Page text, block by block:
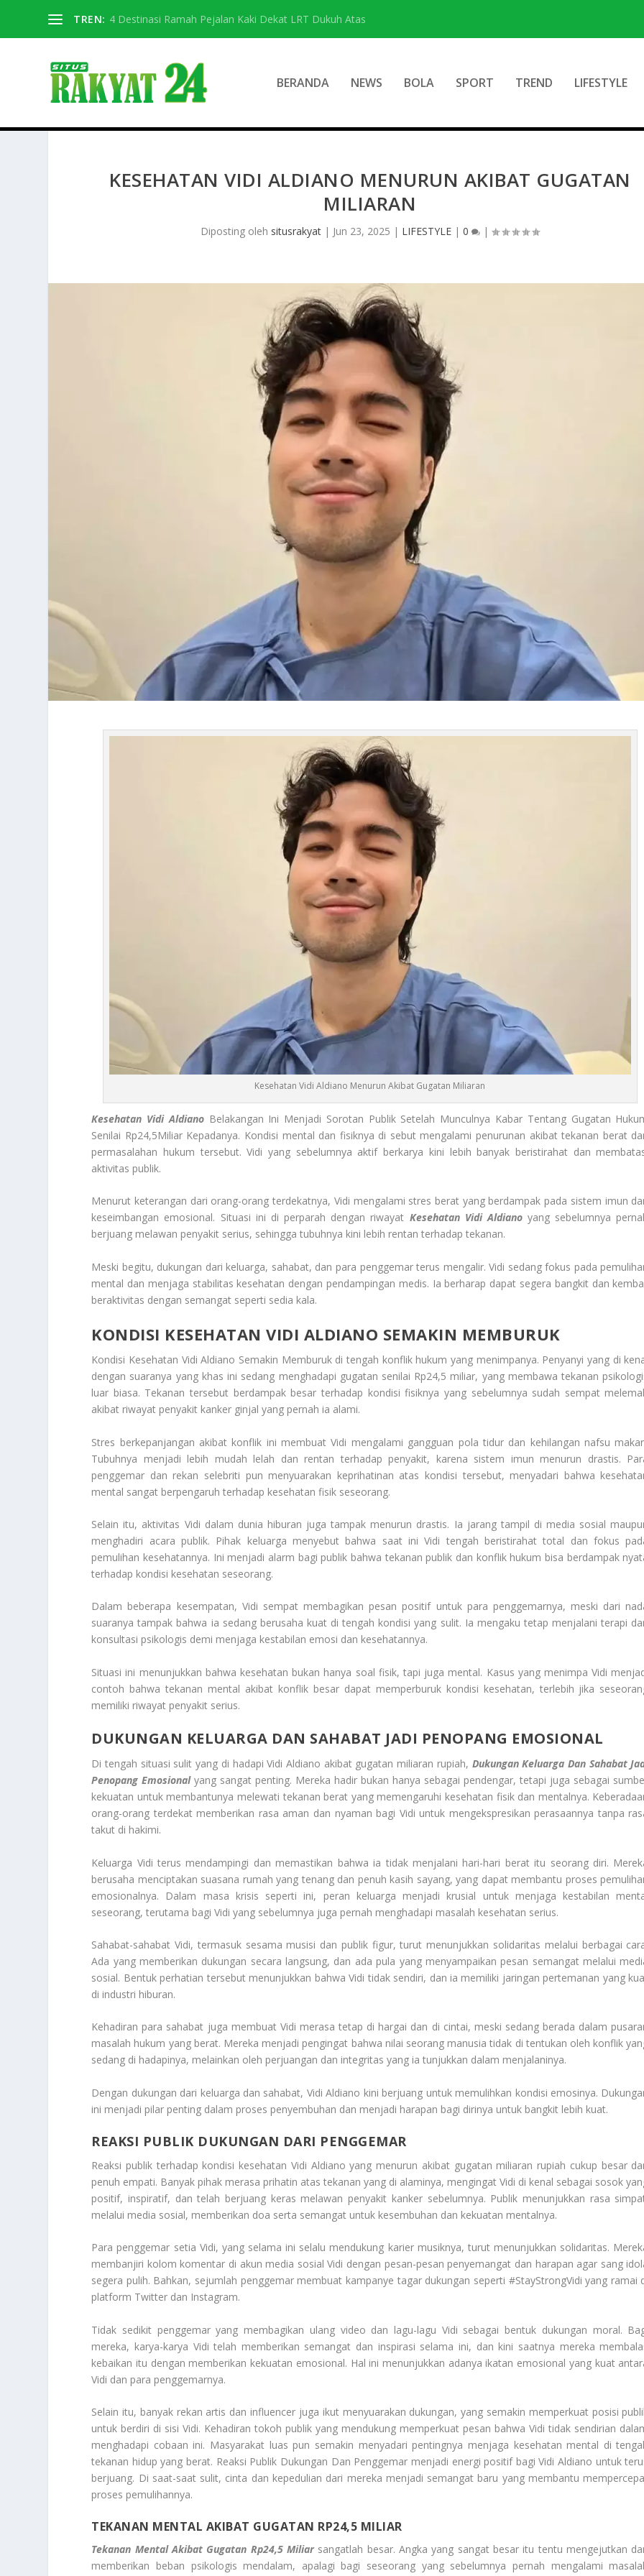
TREN: 4 Destinasi Ramah Pejalan Kaki Dekat LRT Dukuh Atas
BERANDA NEWS BOLA SPORT TREND LIFESTYLE
KESEHATAN VIDI ALDIANO MENURUN AKIBAT GUGATAN
MILIARAN
Diposting oleh situsrakyat | Jun 23, 2025 | LIFESTYLE |0 |
Kesehatan Vidi Aldiano Menurun Akibat Gugatan Miliaran
Kesehatan Vidi AldianoBelakangan Ini Menjadi Sorotan Publik Setelah Munculnya Kabar Tentang Gugatan
Senilai Rp24,5Miliar Kepadanya. Kondisi mental dan fisiknya di sebut mengalami penurunan akibat tekanan berat
permasalahan hukum tersebut. Vidi yang sebelumnya aktif berkarya kini lebih banyak beristirahat dan
aktivitas publik.
Menurut keterangan dari orang-orang terdekatnya, Vidi mengalami stres berat yang berdampak pada sistem imun
keseimbangan emosional. Situasi ini di perparah dengan riwayat Kesehatan Vidi Aldianoyang sebelumnya
berjuang melawan penyakit serius, sehingga tubuhnya kini lebih rentan terhadap tekanan.
Meski begitu, dukungan dari keluarga, sahabat, dan para penggemar terus mengalir. Vidi sedang fokus pada
mental dan menjaga stabilitas kesehatan dengan pendampingan medis. Ia berharap dapat segera bangkit dan
beraktivitas dengan semangat seperti sedia kala.
KONDISI KESEHATAN VIDI ALDIANO SEMAKIN MEMBURUK
Kondisi Kesehatan Vidi Aldiano Semakin Memburuk di tengah konflik hukum yang menimpanya. Penyanyi yang di
dengan suaranya yang khas ini sedang menghadapi gugatan senilai Rp24,5 miliar, yang membawa tekanan
luar biasa. Tekanan tersebut berdampak besar terhadap kondisi fisiknya yang sebelumnya sudah sempat
akibat riwayat penyakit kanker ginjal yang pernah ia alami.
Stres berkepanjangan akibat konflik ini membuat Vidi mengalami gangguan pola tidur dan kehilangan nafsu
Tubuhnya menjadi lebih mudah lelah dan rentan terhadap penyakit, karena sistem imun menurun drastis.
penggemar dan rekan selebriti pun menyuarakan keprihatinan atas kondisi tersebut, menyadari bahwa
mental sangat berpengaruh terhadap kesehatan fisik seseorang.
Selain itu, aktivitas Vidi dalam dunia hiburan juga tampak menurun drastis. Ia jarang tampil di media sosial
menghadiri acara publik. Pihak keluarga menyebut bahwa saat ini Vidi tengah beristirahat total dan fokus
pemulihan kesehatannya. Ini menjadi alarm bagi publik bahwa tekanan publik dan konflik hukum bisa berdampak
terhadap kondisi kesehatan seseorang.
Dalam beberapa kesempatan, Vidi sempat membagikan pesan positif untuk para penggemarnya, meski dari
suaranya tampak bahwa ia sedang berusaha kuat di tengah kondisi yang sulit. Ia mengaku tetap menjalani terapi
konsultasi psikologis demi menjaga kestabilan emosi dan kesehatannya.
Situasi ini menunjukkan bahwa kesehatan bukan hanya soal fisik, tapi juga mental. Kasus yang menimpa Vidi
contoh bahwa tekanan mental akibat konflik besar dapat memperburuk kondisi kesehatan, terlebih jika
memiliki riwayat penyakit serius.
DUKUNGAN KELUARGA DAN SAHABAT JADI PENOPANG EMOSIONAL
Di tengah situasi sulit yang di hadapi Vidi Aldiano akibat gugatan miliaran rupiah, Dukungan Keluarga Dan Sahabat
Penopang Emosionalyang sangat penting. Mereka hadir bukan hanya sebagai pendengar, tetapi juga sebagai
kekuatan untuk membantunya melewati tekanan berat yang memengaruhi kesehatan fisik dan mentalnya.
orang-orang terdekat memberikan rasa aman dan nyaman bagi Vidi untuk mengekspresikan perasaannya tanpa
takut di hakimi.
Keluarga Vidi terus mendampingi dan memastikan bahwa ia tidak menjalani hari-hari berat itu seorang diri.
berusaha menciptakan suasana rumah yang tenang dan penuh kasih sayang, yang dapat membantu proses
emosionalnya. Dalam masa krisis seperti ini, peran keluarga menjadi krusial untuk menjaga kestabilan
seseorang, terutama bagi Vidi yang sebelumnya juga pernah menghadapi masalah kesehatan serius.
Sahabat-sahabat Vidi, termasuk sesama musisi dan publik figur, turut menunjukkan solidaritas melalui berbagai
Ada yang memberikan dukungan secara langsung, dan ada pula yang menyampaikan pesan semangat melalui
sosial. Bentuk perhatian tersebut menunjukkan bahwa Vidi tidak sendiri, dan ia memiliki jaringan pertemanan yang
di industri hiburan.
Kehadiran para sahabat juga membuat Vidi merasa tetap di hargai dan di cintai, meski sedang berada dalam
masalah hukum yang berat. Mereka menjadi pengingat bahwa nilai seorang manusia tidak di tentukan oleh konflik
sedang di hadapinya, melainkan oleh perjuangan dan integritas yang ia tunjukkan dalam menjalaninya.
Dengan dukungan dari keluarga dan sahabat, Vidi Aldiano kini berjuang untuk memulihkan kondisi emosinya.
ini menjadi pilar penting dalam proses penyembuhan dan menjadi harapan bagi dirinya untuk bangkit lebih kuat.
REAKSI PUBLIK DUKUNGAN DARI PENGGEMAR
Reaksi publik terhadap kondisi kesehatan Vidi Aldiano yang menurun akibat gugatan miliaran rupiah cukup besar
penuh empati. Banyak pihak merasa prihatin atas tekanan yang di alaminya, mengingat Vidi di kenal sebagai sosok
positif, inspiratif, dan telah berjuang keras melawan penyakit kanker sebelumnya. Publik menunjukkan rasa
melalui media sosial, memberikan doa serta semangat untuk kesembuhan dan kekuatan mentalnya.
Para penggemar setia Vidi, yang selama ini selalu mendukung karier musiknya, turut menunjukkan solidaritas.
membanjiri kolom komentar di akun media sosial Vidi dengan pesan-pesan penyemangat dan harapan agar sang
segera pulih. Bahkan, sejumlah penggemar membuat kampanye tagar dukungan seperti #StayStrongVidi yang ramai
platform Twitter dan Instagram.
Tidak sedikit penggemar yang membagikan ulang video dan lagu-lagu Vidi sebagai bentuk dukungan moral.
mereka, karya-karya Vidi telah memberikan semangat dan inspirasi selama ini, dan kini saatnya mereka
kebaikan itu dengan memberikan kekuatan emosional. Hal ini menunjukkan adanya ikatan emosional yang kuat
Vidi dan para penggemarnya.
Selain itu, banyak rekan artis dan influencer juga ikut menyuarakan dukungan, yang semakin memperkuat posisi
untuk berdiri di sisi Vidi. Kehadiran tokoh publik yang mendukung memperkuat pesan bahwa Vidi tidak sendirian
menghadapi cobaan ini. Masyarakat luas pun semakin menyadari pentingnya menjaga kesehatan mental di
tekanan hidup yang berat. Reaksi Publik Dukungan Dan Penggemar menjadi energi positif bagi Vidi Aldiano untuk
berjuang. Di saat-saat sulit, cinta dan kepedulian dari mereka menjadi semangat baru yang membantu
proses pemulihannya.
TEKANAN MENTAL AKIBAT GUGATAN RP24,5 MILIAR
Tekanan Mental Akibat Gugatan Rp24,5 Miliar sangatlah besar. Angka yang sangat besar itu tentu mengejutkan
memberikan beban psikologis mendalam, apalagi bagi seseorang yang sebelumnya pernah mengalami